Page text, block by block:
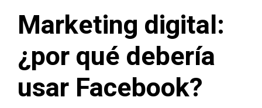
Marketing digital:
¿por qué debería
usar Facebook?